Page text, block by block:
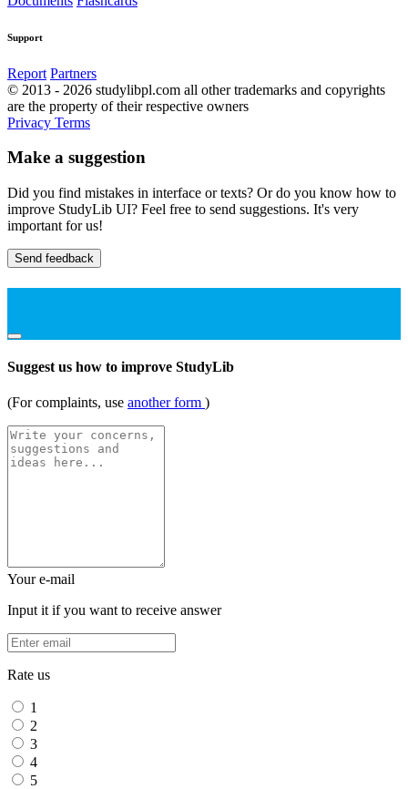
Support
Report Partners
© 2013 - 2026 studylibpl.com all other trademarks and copyrights
are the property of their respective owners
Privacy Terms
Make a suggestion
Did you find mistakes in interface or texts? Or do you know how to
improve StudyLib UI? Feel free to send suggestions. It's very
important for us!
Send feedback
Suggest us how to improve StudyLib
(For complaints, use another form )
Your e-mail
Input it if you want to receive answer
Rate us
1
2
3
4
5